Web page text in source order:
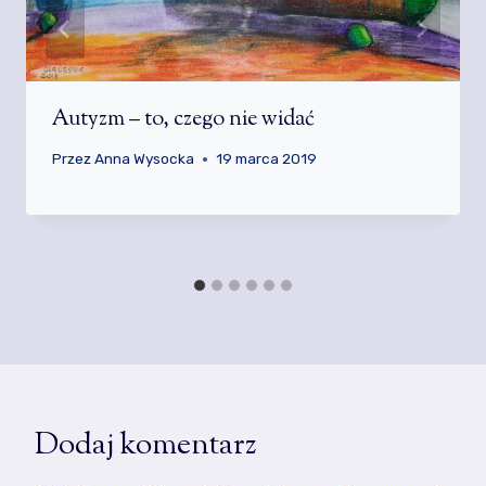
Autyzm – to, czego nie widać
PrzezAnna Wysocka 19 marca 2019
Dodaj komentarz